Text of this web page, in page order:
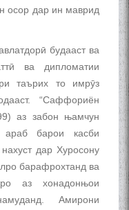
осор дар ин маврид
будааст ва
ва дипломатии
таърих то имрӯз
“Саффориён
аз забон њамчун
барои касби
дар Хуросону
барафрохтанд ва
аз хонадонњои
Амирони